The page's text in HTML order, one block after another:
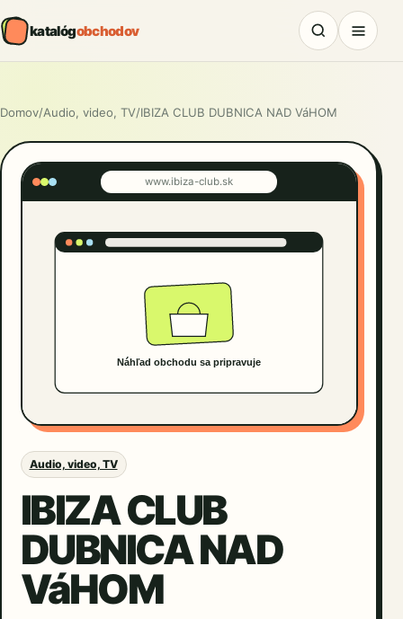
katalógobchodov
Domov/Audio, video, TV/IBIZA CLUB DUBNICA NAD VáHOM
www.ibiza-club.sk
Audio, video, TV
IBIZA CLUB
DUBNICA NAD
VáHOM